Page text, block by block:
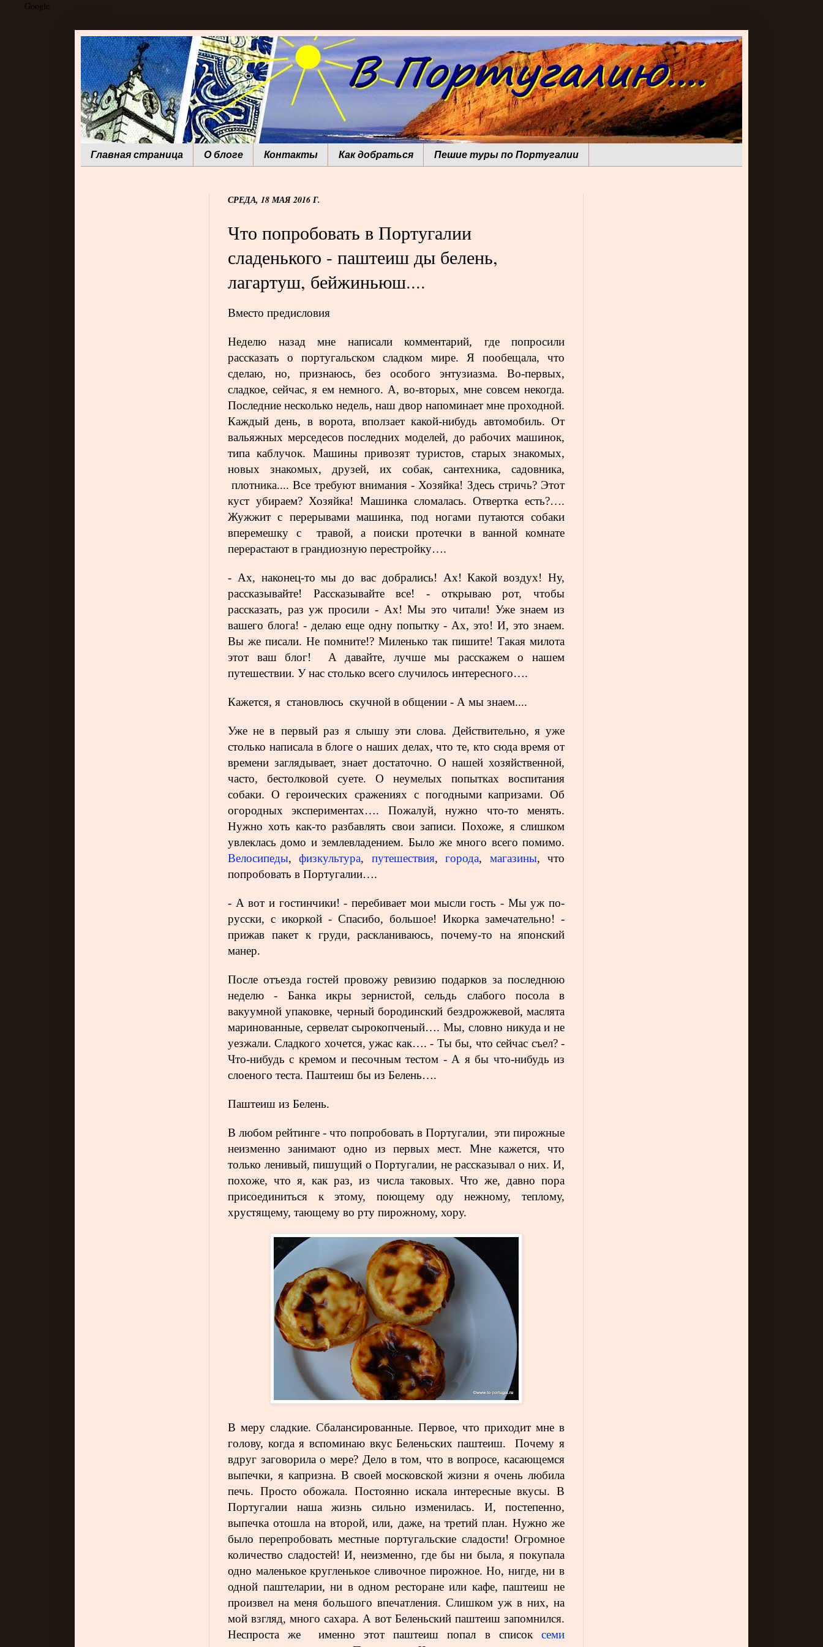
Google
Главная страница О блоге Контакты Как добраться Пешие туры по Португалии
СРЕДА, 18 МАЯ 2016 Г.
Что попробовать в Португалии
сладенького - паштеиш ды белень,
лагартуш, бейжиньюш....
Вместо предисловия
Неделю назад мне написали комментарий, где попросили
рассказать о португальском сладком мире. Я пообещала, что
сделаю, но, признаюсь, без особого энтузиазма. Во-первых,
сладкое, сейчас, я ем немного. А, во-вторых, мне совсем некогда.
Последние несколько недель, наш двор напоминает мне проходной.
Каждый день, в ворота, вползает какой-нибудь автомобиль. От
вальяжных мерседесов последних моделей, до рабочих машинок,
типа каблучок. Машины привозят туристов, старых знакомых,
новых знакомых, друзей, их собак, сантехника, садовника,
плотника.... Все требуют внимания - Хозяйка! Здесь стричь? Этот
куст убираем? Хозяйка! Машинка сломалась. Отвертка есть?….
Жужжит с перерывами машинка, под ногами путаются собаки
вперемешку с травой, а поиски протечки в ванной комнате
перерастают в грандиозную перестройку….
- Ах, наконец-то мы до вас добрались! Ах! Какой воздух! Ну,
рассказывайте! Рассказывайте все! - открываю рот, чтобы
рассказать, раз уж просили - Ах! Мы это читали! Уже знаем из
вашего блога! - делаю еще одну попытку - Ах, это! И, это знаем.
Вы же писали. Не помните!? Миленько так пишите! Такая милота
этот ваш блог! А давайте, лучше мы расскажем о нашем
путешествии. У нас столько всего случилось интересного….
Кажется, я становлюсь скучной в общении - А мы знаем....
Уже не в первый раз я слышу эти слова. Действительно, я уже
столько написала в блоге о наших делах, что те, кто сюда время от
времени заглядывает, знает достаточно. О нашей хозяйственной,
часто, бестолковой суете. О неумелых попытках воспитания
собаки. О героических сражениях с погодными капризами. Об
огородных экспериментах…. Пожалуй, нужно что-то менять.
Нужно хоть как-то разбавлять свои записи. Похоже, я слишком
увлеклась домо и землевладением. Было же много всего помимо.
Велосипеды,физкультура, путешествия,города, магазины, что
попробовать в Португалии….
- А вот и гостинчики! - перебивает мои мысли гость - Мы уж по-
русски, с икоркой - Спасибо, большое! Икорка замечательно! -
прижав пакет к груди, раскланиваюсь, почему-то на японский
манер.
После отъезда гостей провожу ревизию подарков за последнюю
неделю - Банка икры зернистой, сельдь слабого посола в
вакуумной упаковке, черный бородинский бездрожжевой, маслята
маринованные, сервелат сырокопченый…. Мы, словно никуда и не
уезжали. Сладкого хочется, ужас как…. - Ты бы, что сейчас съел? -
Что-нибудь с кремом и песочным тестом - А я бы что-нибудь из
слоеного теста. Паштеиш бы из Белень….
Паштеиш из Белень.
В любом рейтинге - что попробовать в Португалии, эти пирожные
неизменно занимают одно из первых мест. Мне кажется, что
только ленивый, пишущий о Португалии, не рассказывал о них. И,
похоже, что я, как раз, из числа таковых. Что же, давно пора
присоединиться к этому, поющему оду нежному, теплому,
хрустящему, тающему во рту пирожному, хору.
В меру сладкие. Сбалансированные. Первое, что приходит мне в
голову, когда я вспоминаю вкус Беленьских паштеиш. Почему я
вдруг заговорила о мере? Дело в том, что в вопросе, касающемся
выпечки, я капризна. В своей московской жизни я очень любила
печь. Просто обожала. Постоянно искала интересные вкусы. В
Португалии наша жизнь сильно изменилась. И, постепенно,
выпечка отошла на второй, или, даже, на третий план. Нужно же
было перепробовать местные португальские сладости! Огромное
количество сладостей! И, неизменно, где бы ни была, я покупала
одно маленькое кругленькое сливочное пирожное. Но, нигде, ни в
одной паштеларии, ни в одном ресторане или кафе, паштеиш не
произвел на меня большого впечатления. Слишком уж в них, на
мой взгляд, много сахара. А вот Беленьский паштеиш запомнился.
Неспроста же именно этот паштеиш попал в список семи